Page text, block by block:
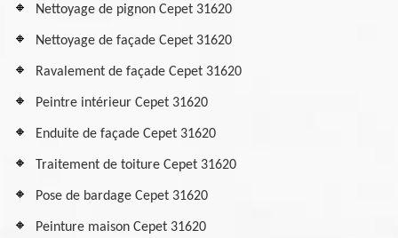
Nettoyage de pignon Cepet 31620
Nettoyage de façade Cepet 31620
Ravalement de façade Cepet 31620
Peintre intérieur Cepet 31620
Enduite de façade Cepet 31620
Traitement de toiture Cepet 31620
Pose de bardage Cepet 31620
Peinture maison Cepet 31620